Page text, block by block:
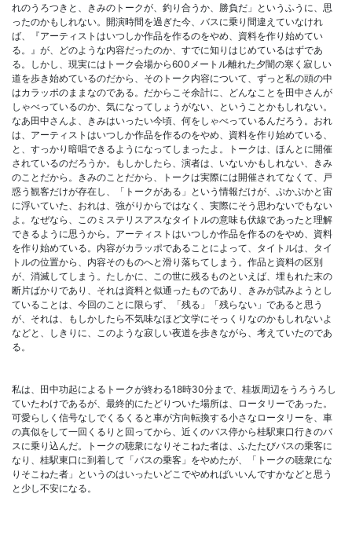
れのうろつきと、きみのトークが、釣り合うか、勝負だ」というふうに、思
ったのかもしれない。開演時間を過ぎた今、バスに乗り間違えていなけれ
ば、『アーティストはいつしか作品を作るのをやめ、資料を作り始めてい
る。』が、どのような内容だったのか、すでに知りはじめているはずであ
る。しかし、現実にはトーク会場から600メートル離れた夕闇の寒く寂しい
道を歩き始めているのだから、そのトーク内容について、ずっと私の頭の中
はカラッポのままなのである。だからこそ余計に、どんなことを田中さんが
しゃべっているのか、気になってしょうがない、ということかもしれない。
なあ田中さんよ、きみはいったい今頃、何をしゃべっているんだろう。おれ
は、アーティストはいつしか作品を作るのをやめ、資料を作り始めている、
と、すっかり暗唱できるようになってしまったよ。トークは、ほんとに開催
されているのだろうか。もしかしたら、演者は、いないかもしれない、きみ
のことだから。きみのことだから、トークは実際には開催されてなくて、戸
惑う観客だけが存在し、「トークがある」という情報だけが、ぷかぷかと宙
に浮いていた、おれは、強がりからではなく、実際にそう思わないでもない
よ。なぜなら、このミステリスアスなタイトルの意味も伏線であったと理解
できるように思うから。アーティストはいつしか作品を作るのをやめ、資料
を作り始めている。内容がカラッポであることによって、タイトルは、タイ
トルの位置から、内容そのものへと滑り落ちてしまう。作品と資料の区別
が、消滅してしまう。たしかに、この世に残るものといえば、埋もれた末の
断片ばかりであり、それは資料と似通ったものであり、きみが試みようとし
ていることは、今回のことに限らず、「残る」「残らない」であると思う
が、それは、もしかしたら不気味なほど文学にそっくりなのかもしれないよ
などと、しきりに、このような寂しい夜道を歩きながら、考えていたのであ
る。
私は、田中功起によるトークが終わる18時30分まで、桂坂周辺をうろうろし
ていたわけであるが、最終的にたどりついた場所は、ロータリーであった。
可愛らしく信号なしでくるくると車が方向転換する小さなロータリーを、車
の真似をして一回くるりと回ってから、近くのバス停から桂駅東口行きのバ
スに乗り込んだ。トークの聴衆になりそこねた者は、ふたたびバスの乗客に
なり、桂駅東口に到着して「バスの乗客」をやめたが、「トークの聴衆にな
りそこねた者」というのはいったいどこでやめればいいんですかなどと思う
と少し不安になる。